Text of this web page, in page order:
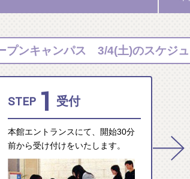
プンキャンパス 3/4(土)のスケジ
STEP 1 受付
本館エントランスにて、開始30分
前から受け付けをいたします。